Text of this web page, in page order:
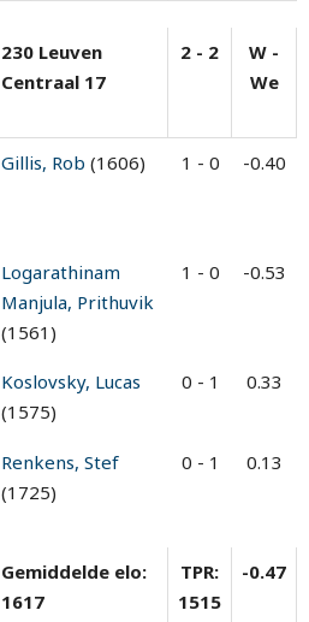
230 Leuven
Centraal 17
2 - 2
W -
We
Gillis, Rob (1606) 1 - 0 -0.40
Logarathinam
Manjula, Prithuvik
(1561)
1 - 0 -0.53
Koslovsky, Lucas
(1575)
0 - 1 0.33
Renkens, Stef
(1725)
0 - 1 0.13
Gemiddelde elo:
1617
TPR:
1515
-0.47